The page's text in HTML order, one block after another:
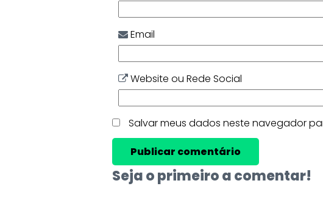
Email
Website ou Rede Social
Salvar meus dados neste navegador
Seja o primeiro a comentar!